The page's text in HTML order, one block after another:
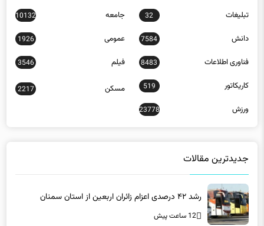
تبلیغات 32 جامعه 10132
دانش 7584 عمومی 1926
فناوری اطلاعات 8483 فیلم 3546
کاریکاتور 519 مسکن 2217
ورزش 23778
جدیدترین مقالات
رشد ۴۲ درصدی اعزام زائران اربعین از استان سمنان
12 ساعت پیش